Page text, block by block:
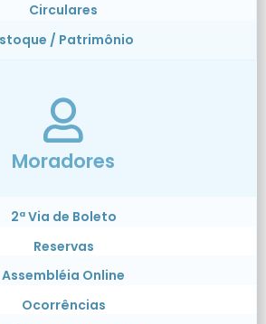
Circulares
/ Patrimônio
Moradores
2ª Via de Boleto
Reservas
Assembléia Online
Ocorrências